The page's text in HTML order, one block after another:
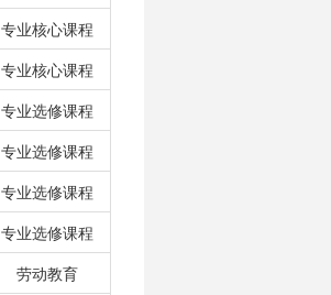
专业核心课程
专业核心课程
专业选修课程
专业选修课程
专业选修课程
专业选修课程
劳动教育